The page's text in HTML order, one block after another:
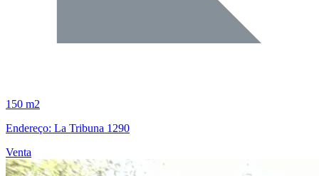
150 m2
Endereço: La Tribuna 1290
Venta